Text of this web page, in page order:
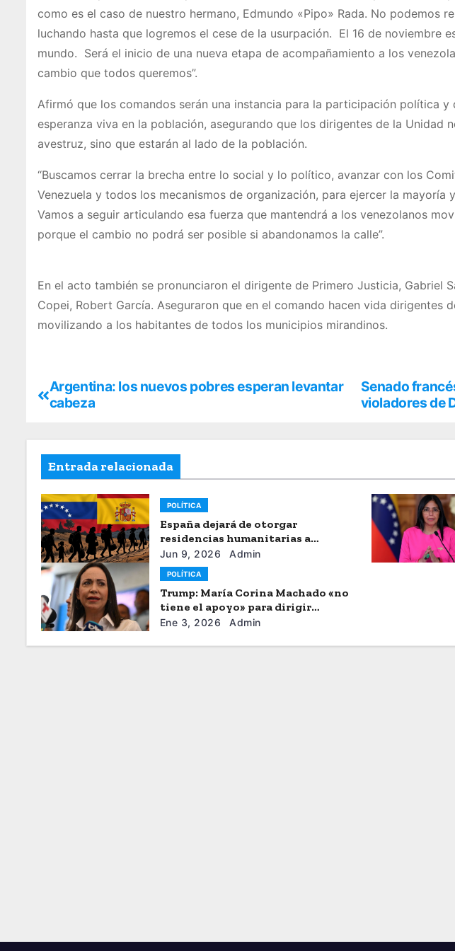
como es el caso de nuestro hermano, Edmundo «Pipo» Rada. No podemos
luchando hasta que logremos el cese de la usurpación. El 16 de noviembre
mundo. Será el inicio de una nueva etapa de acompañamiento a los
cambio que todos queremos”.
Afirmó que los comandos serán una instancia para la participación política y
esperanza viva en la población, asegurando que los dirigentes de la Unidad
avestruz, sino que estarán al lado de la población.
“Buscamos cerrar la brecha entre lo social y lo político, avanzar con los
Venezuela y todos los mecanismos de organización, para ejercer la
Vamos a seguir articulando esa fuerza que mantendrá a los venezolanos
porque el cambio no podrá ser posible si abandonamos la calle”.
En el acto también se pronunciaron el dirigente de Primero Justicia, Gabriel
Copei, Robert García. Aseguraron que en el comando hacen vida dirigentes
movilizando a los habitantes de todos los municipios mirandinos.
Senado
violadores de
Argentina: los nuevos pobres esperan levantar
cabeza
Entrada relacionada
POLÍTICA
España dejará de otorgar
residencias humanitarias a
venezolanos
Jun 9, 2026 Admin
POLÍTICA
Trump: María Corina Machado «no
tiene el apoyo» para dirigir
Venezuela
Ene 3, 2026 Admin